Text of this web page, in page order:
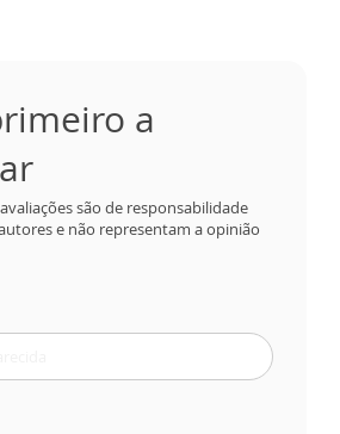
a
são de responsabilidade
e não representam a opinião